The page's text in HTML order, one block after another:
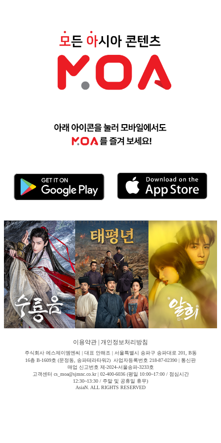
이용약관 개인정보처리방침
주식회사 에스제이엠엔씨 | 대표 안해조 | 서울특별시 송파구 송파대로 201, B동
16층 B-1609호 (문정동, 송파테라타워2) 사업자등록번호 218-87-02390 | 통신판
매업 신고번호 제-2024-서울송파-3233호
고객센터 cs_moa@sjmnc.co.kr | 02-400-6036 (평일 10:00~17:00 / 점심시간
12:30~13:30 / 주말 및 공휴일 휴무)
AsiaN. ALL RIGHTS RESERVED